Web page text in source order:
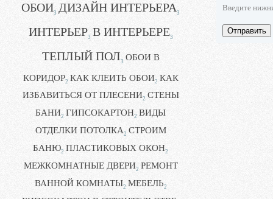
ОБОИ3 ДИЗАЙН ИНТЕРЬЕРА3
ИНТЕРЬЕР3 В ИНТЕРЬЕРЕ3
ТЕПЛЫЙ ПОЛ3 ОБОИ В
КОРИДОР2 КАК КЛЕИТЬ ОБОИ2 КАК
ИЗБАВИТЬСЯ ОТ ПЛЕСЕНИ2 СТЕНЫ
БАНИ2 ГИПСОКАРТОН2 ВИДЫ
ОТДЕЛКИ ПОТОЛКА2 СТРОИМ
БАНЮ2 ПЛАСТИКОВЫХ ОКОН2
МЕЖКОМНАТНЫЕ ДВЕРИ2 РЕМОНТ
ВАННОЙ КОМНАТЫ2 МЕБЕЛЬ2
Введите
Отправить